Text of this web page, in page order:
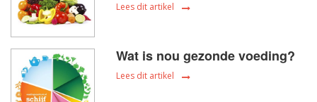
Lees dit artikel
Wat is nou gezonde voeding?
Lees dit artikel